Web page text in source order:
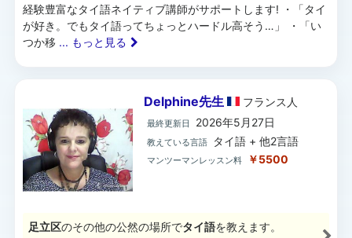
経験豊富なタイ語ネイティブ講師がサポートします! ・「タイ
が好き。でもタイ語ってちょっとハードル高そう…」 ・「い
つか移 ... もっと見る
Delphine先生 フランス 人
最終更新日 2026年5月27日
教えている言語 タイ語 + 他2言語
マンツーマンレッスン料 ￥5500
足立区のその他の公然の場所でタイ語を教えます。